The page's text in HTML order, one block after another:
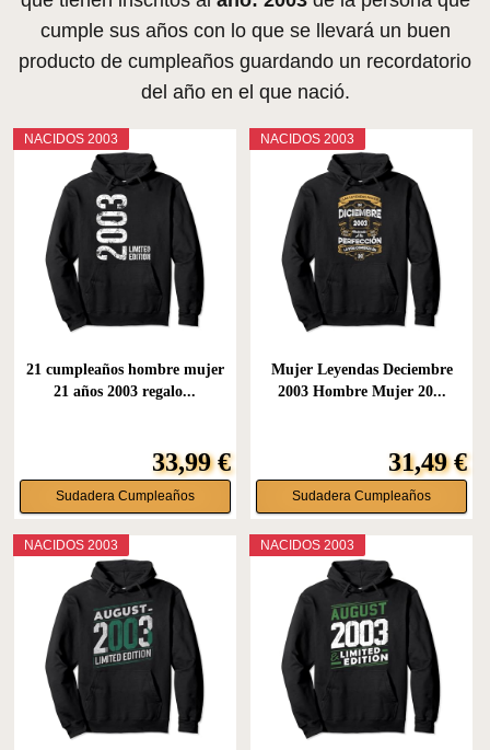
cumple sus años con lo que se llevará un buen
producto de cumpleaños guardando un recordatorio
del año en el que nació.
NACIDOS 2003
21 cumpleaños hombre mujer
21 años 2003 regalo...
33,99 €
Sudadera Cumpleaños
NACIDOS 2003
Mujer Leyendas Deciembre
2003 Hombre Mujer 20...
31,49 €
Sudadera Cumpleaños
NACIDOS 2003 NACIDOS 2003